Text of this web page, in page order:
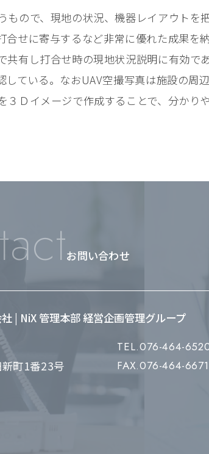
ので、現地の状況、機器レイアウト
合せに寄与するなど⾮常に優れた成果
有し打合せ時の現地状況説明に有効
している。なおUAV空撮写真は施設の
３Ｄイメージで作成することで、分かり
お問い合わせ
| NiX 管理本部 経営企画管理グループ
町1番23号
TEL.076-464-
FAX.076-464-6671